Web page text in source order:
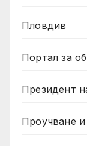
Пловдив
Портал за
Президент
Проучване